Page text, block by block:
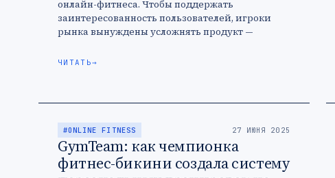
онлайн-фитнеса. Чтобы поддержать
заинтересованность пользователей, игроки
рынка вынуждены усложнять продукт —
комьюнити и персонализировать опыт.
ЧИТАТЬ→
#ONLINE FITNESS 27 ИЮНЯ 2025
GymTeam: как чемпионка
фитнес-бикини создала систему